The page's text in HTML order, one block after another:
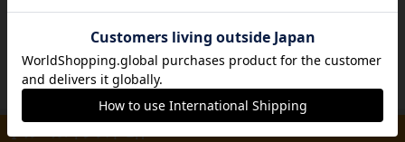
その奥にどんどん自分の置いたタイルを配置し
ていく。そのエリアは相...
続きを読む（5年弱前）
ルール/インスト 2件